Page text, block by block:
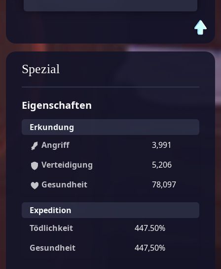
Spezial
Eigenschaften
Erkundung
Angriff
3,991
Verteidigung
5,206
Gesundheit
78,097
Expedition
Tödlichkeit
447.50%
Gesundheit
447,50%